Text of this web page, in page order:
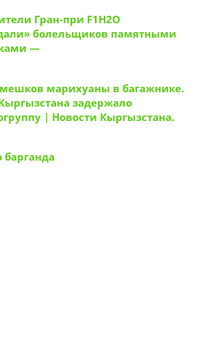
Гран-при F1H2O
болельщиков памятными
—
марихуаны в багажнике.
задержало
| Новости Кыргызстана.
барганда